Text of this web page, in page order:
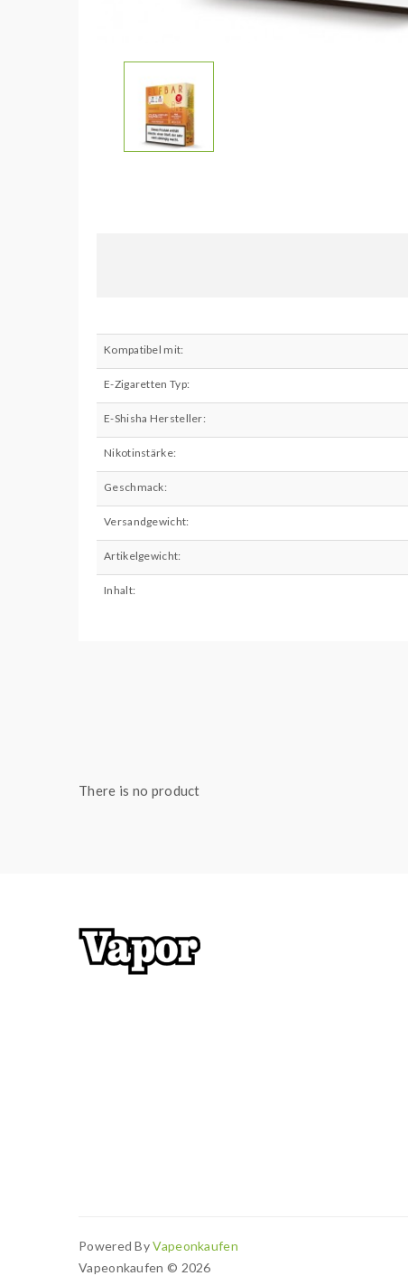
Kompatibel mit:
E-Zigaretten Typ:
E-Shisha Hersteller:
Nikotinstärke:
Geschmack:
Versandgewicht:
Artikelgewicht:
Inhalt:
There is no product
Powered ByVapeonkaufen
Vapeonkaufen © 2026